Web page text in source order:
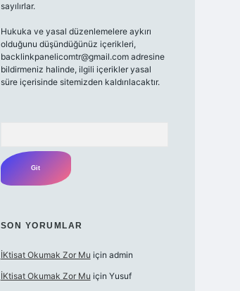
sayılırlar.
Hukuka ve yasal düzenlemelere aykırı
olduğunu düşündüğünüz içerikleri,
backlinkpanelicomtr@gmail.comadresine
bildirmeniz halinde, ilgili içerikler yasal
süre içerisinde sitemizden kaldırılacaktır.
SON YORUMLAR
İKtisat Okumak Zor Mu için admin
İKtisat Okumak Zor Mu için Yusuf